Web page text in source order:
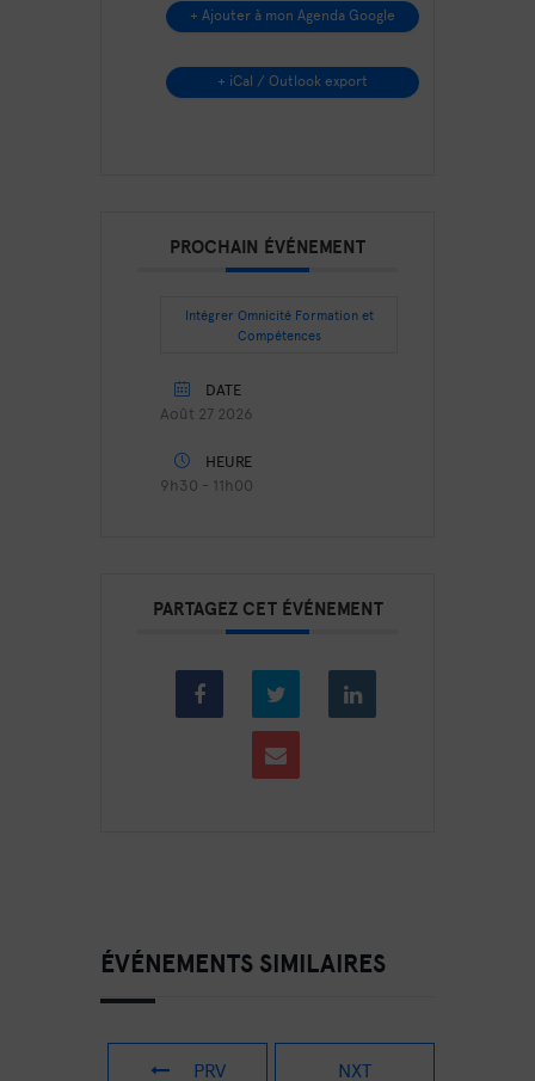
+ Ajouter à mon Agenda Google
+ iCal / Outlook export
PROCHAIN ÉVÉNEMENT
Intégrer Omnicité Formation et
Compétences
DATE
Août 27 2026
HEURE
9h30 - 11h00
PARTAGEZ CET ÉVÉNEMENT
ÉVÉNEMENTS SIMILAIRES
PRV NXT